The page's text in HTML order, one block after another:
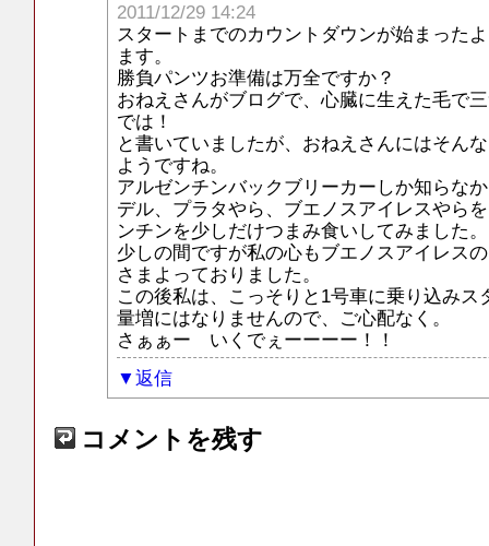
2011/12/29 14:24
スタートまでのカウントダウンが始まった
ます。
勝負パンツお準備は万全ですか？
おねえさんがブログで、心臓に生えた毛で
では！
と書いていましたが、おねえさんにはそん
ようですね。
アルゼンチンバックブリーカーしか知らな
デル、プラタやら、ブエノスアイレスやら
ンチンを少しだけつまみ食いしてみました。
少しの間ですが私の心もブエノスアイレス
さまよっておりました。
この後私は、こっそりと1号車に乗り込みス
量増にはなりませんので、ご心配なく。
さぁぁー いくでぇーーーー！！
返信
コメントを残す